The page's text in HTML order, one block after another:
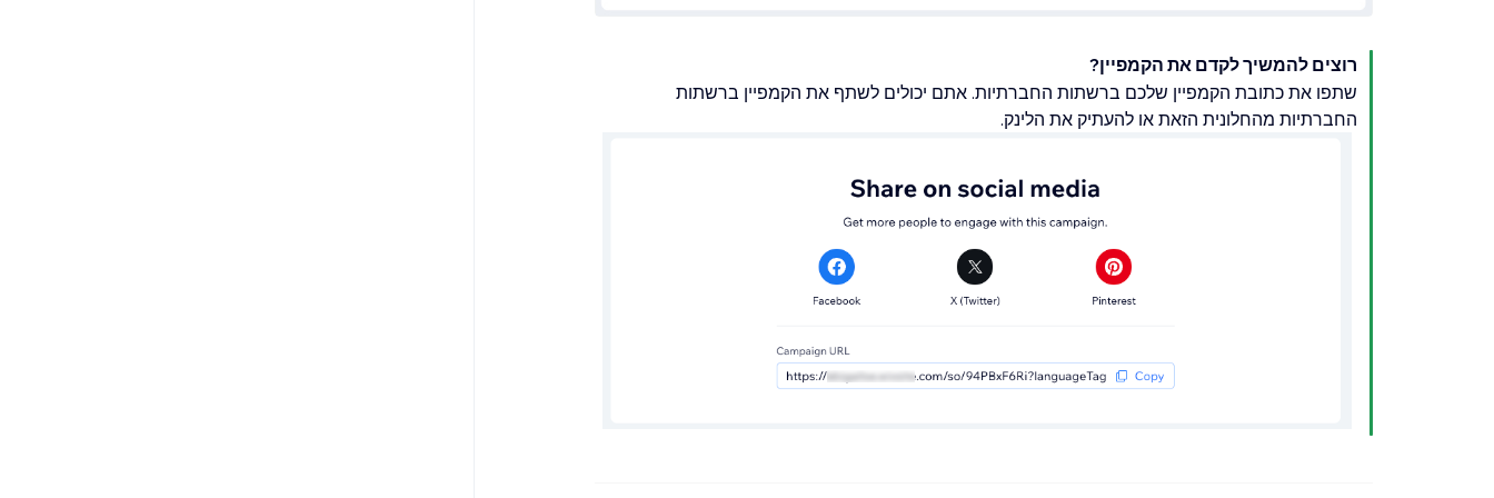
רוצים להמשיך לקדם את הקמפיין?
שתפו את כתובת הקמפיין שלכם ברשתות החברתיות. אתם יכולים לשתף את הקמפיין ברשתות
החברתיות מהחלונית הזאת או להעתיק את הלינק.